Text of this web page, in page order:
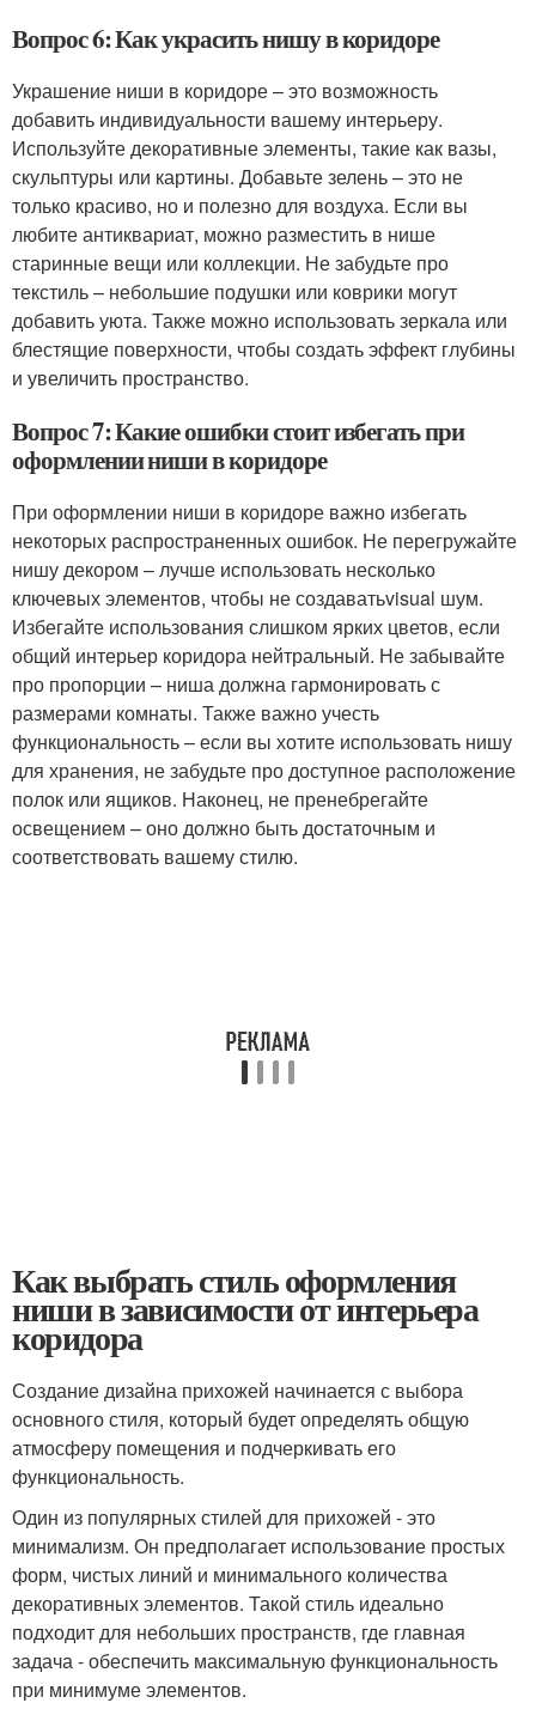
Вопрос 6: Как украсить нишу в коридоре
Украшение ниши в коридоре – это возможность
добавить индивидуальности вашему интерьеру.
Используйте декоративные элементы, такие как вазы,
скульптуры или картины. Добавьте зелень – это не
только красиво, но и полезно для воздуха. Если вы
любите антиквариат, можно разместить в нише
старинные вещи или коллекции. Не забудьте про
текстиль – небольшие подушки или коврики могут
добавить уюта. Также можно использовать зеркала или
блестящие поверхности, чтобы создать эффект глубины
и увеличить пространство.
Вопрос 7: Какие ошибки стоит избегать при
оформлении ниши в коридоре
При оформлении ниши в коридоре важно избегать
некоторых распространенных ошибок. Не перегружайте
нишу декором – лучше использовать несколько
ключевых элементов, чтобы не создаватьvisual шум.
Избегайте использования слишком ярких цветов, если
общий интерьер коридора нейтральный. Не забывайте
про пропорции – ниша должна гармонировать с
размерами комнаты. Также важно учесть
функциональность – если вы хотите использовать нишу
для хранения, не забудьте про доступное расположение
полок или ящиков. Наконец, не пренебрегайте
освещением – оно должно быть достаточным и
соответствовать вашему стилю.
Как выбрать стиль оформления
ниши в зависимости от интерьера
коридора
Создание дизайна прихожей начинается с выбора
основного стиля, который будет определять общую
атмосферу помещения и подчеркивать его
функциональность.
Один из популярных стилей для прихожей - это
минимализм. Он предполагает использование простых
форм, чистых линий и минимального количества
декоративных элементов. Такой стиль идеально
подходит для небольших пространств, где главная
задача - обеспечить максимальную функциональность
при минимуме элементов.